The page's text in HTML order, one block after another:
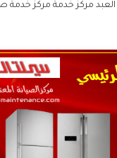
العبد مركز خدمة مركز خدمة